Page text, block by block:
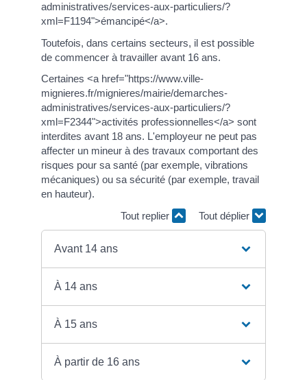
administratives/services-aux-particuliers/?
xml=F1194">émancipé</a>.
Toutefois, dans certains secteurs, il est possible
de commencer à travailler avant 16 ans.
Certaines <a href="https://www.ville-
mignieres.fr/mignieres/mairie/demarches-
administratives/services-aux-particuliers/?
xml=F2344">activités professionnelles</a> sont
interdites avant 18 ans. L'employeur ne peut pas
affecter un mineur à des travaux comportant des
risques pour sa santé (par exemple, vibrations
mécaniques) ou sa sécurité (par exemple, travail
en hauteur).
Tout replier
Tout déplier
Avant 14 ans
À 14 ans
À 15 ans
À partir de 16 ans